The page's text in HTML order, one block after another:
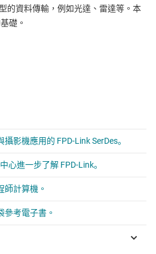
的資料傳輸，例如光達、雷達等。本
礎。
影機應用的 FPD-Link SerDes。
心進一步了解 FPD-Link。
師計算機。
參考電子書。